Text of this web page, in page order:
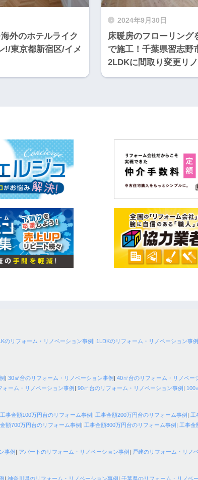
外のホテルライク
!/東京都新宿区/イメ
2024年9月30日
床暖房のフローリング
で施工！千葉県習志野
2LDKに間取り変更リ
のリフォーム・リノベーション事例 1LDKのリフォーム・リノベーション事例
30㎡台のリフォーム・リノベーション事例 40㎡台のリフォーム・リノベー
ォーム・リノベーション事例 90㎡台のリフォーム・リノベーション事例 100
工事金額100万円台のリフォーム事例 工事金額200万円台のリフォーム事例 工
額700万円台のリフォーム事例 工事金額800万円台のリフォーム事例 工事金
事例 アパートのリフォーム・リノベーション事例 戸建のリフォーム・リノ
神奈川県のリフォーム・リノベーション事例 千葉県のリフォーム・リノベ